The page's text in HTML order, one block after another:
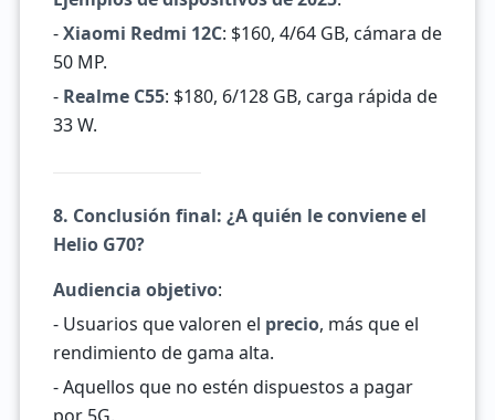
-Xiaomi Redmi 12C: $160, 4/64 GB, cámara de
50 MP.
- Realme C55: $180, 6/128 GB, carga rápida de
33 W.
8. Conclusión final: ¿A quién le conviene el
Helio G70?
Audiencia objetivo:
- Usuarios que valoren el precio, más que el
rendimiento de gama alta.
- Aquellos que no estén dispuestos a pagar